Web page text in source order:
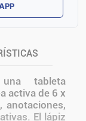
tableta
activa de 6 x
anotaciones,
El lápiz